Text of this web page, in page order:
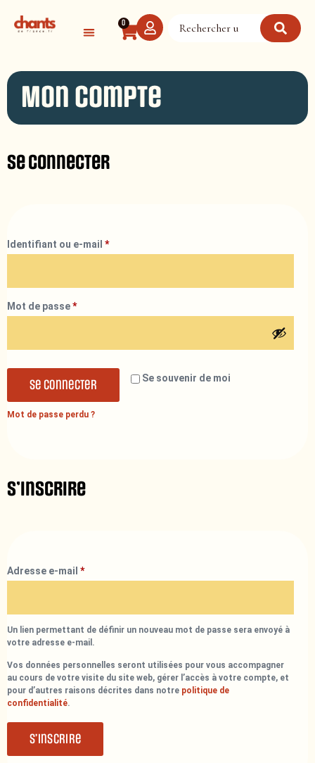
0
Mon compte
Se connecter
Identifiant ou e-mail *
Mot de passe*
Se souvenir de moi
Se connecter
Mot de passe perdu ?
S’inscrire
Adresse e-mail *
Un lien permettant de définir un nouveau mot de passe sera envoyé à
votre adresse e-mail.
Vos données personnelles seront utilisées pour vous accompagner
au cours de votre visite du site web, gérer l’accès à votre compte, et
pour d’autres raisons décrites dans notre politique de
confidentialité.
S’inscrire